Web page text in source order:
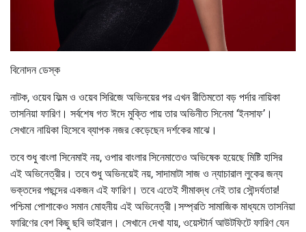
বিনোদন ডেস্ক
নাটক, ওয়েব ফিল্ম ও ওয়েব সিরিজে অভিনয়ের পর এখন রীতিমতো বড় পর্দার নায়িকা
তাসনিয়া ফারিণ। সর্বশেষ গত ঈদে মুক্তি পায় তার অভিনীত সিনেমা ‘ইনসাফ’।
সেখানে নায়িকা হিসেবে ব্যাপক নজর কেড়েছেন দর্শকের মাঝে।
তবে শুধু বাংলা সিনেমাই নয়, ওপার বাংলার সিনেমাতেও অভিষেক হয়েছে মিষ্টি হাসির
এই অভিনেত্রীর। তবে শুধু অভিনয়েই নয়, সাদামাটা সাজ ও ন্যাচারাল লুকের জন্য
ভক্তদের পছন্দের একজন এই ফারিণ। তবে এতেই সীমাবদ্ধ নেই তার সৌন্দর্যতার!
পশ্চিমা পোশাকেও সমান মোহনীয় এই অভিনেত্রী।সম্প্রতি সামাজিক মাধ্যমে তাসনিয়া
ফারিণের বেশ কিছু ছবি ভাইরাল। সেখানে দেখা যায়, ওয়েস্টার্ন আউটফিটে ফারিণ যেন